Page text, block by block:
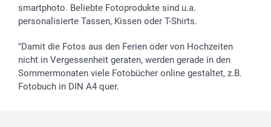
smartgarantie
smartbonus
smartphoto. Beliebte Fotoprodukte sind u.a.
personalisierte Tassen, Kissen oder T-Shirts.
"Damit die Fotos aus den Ferien oder von Hochzeiten
nicht in Vergessenheit geraten, werden gerade in den
Sommermonaten viele Fotobücher online gestaltet, z.B.
Fotobuch in DIN A4 quer.